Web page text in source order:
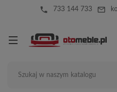
local_phone 733 144 733 mail_outline